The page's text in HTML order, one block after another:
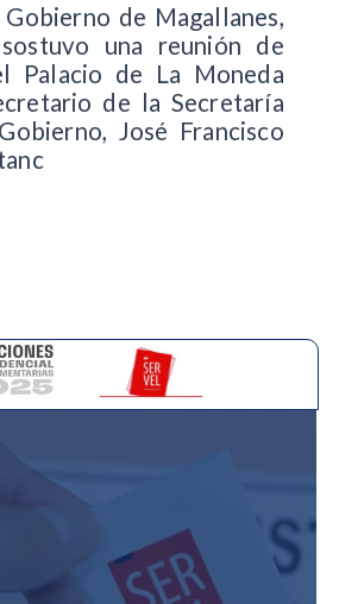
de Magallanes,
una reunión de
Palacio de La Moneda
de la Secretaría
José Francisco